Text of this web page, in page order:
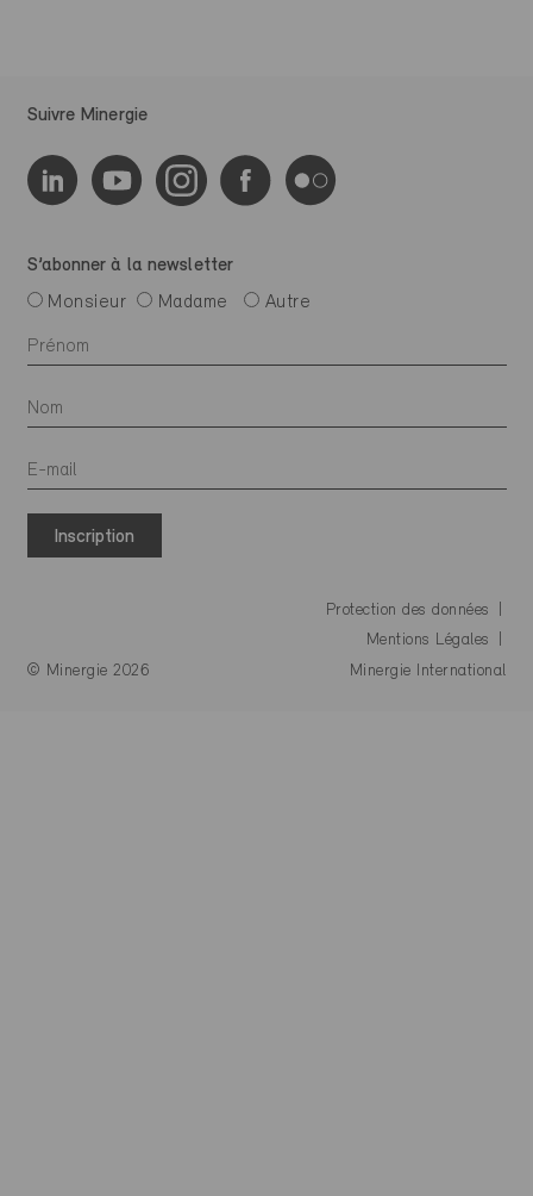
Suivre Minergie
S’abonner à la newsletter
Monsieur
Madame Autre
Inscription
© Minergie 2026
Protection des données
Mentions Légales
Minergie International